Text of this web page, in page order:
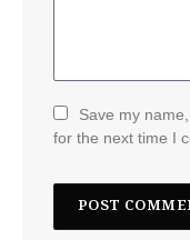
Save my
for the next time I